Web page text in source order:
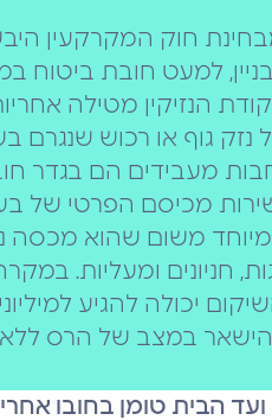
חוק המקרקעין
למעט חובת ביטוח
הנזיקין מטילה
נזק גוף או רכוש
מעבידים הם בגדר
מכיסם הפרטי של
משום שהוא מכסה
חניונים ומעליות.
יכולה להגיע
במצב של הרס ללא
ועד הבית טומן בחובו